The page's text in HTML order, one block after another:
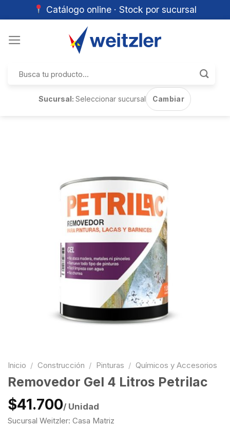
Catálogo online · Stock por sucursal
por:
Sucursal:Seleccionar sucursal Cambiar
Inicio / Construcción / Pinturas / Químicos y Accesorios
Removedor Gel 4 Litros Petrilac
$41.700/ Unidad
Sucursal Weitzler: Casa Matriz